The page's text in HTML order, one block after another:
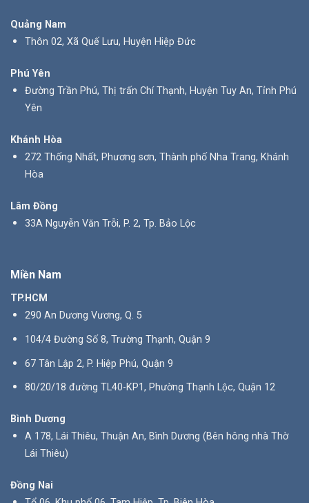
Quảng Nam
Thôn 02, Xã Quế Lưu, Huyện Hiệp Đức
Phú Yên
Đường Trần Phú, Thị trấn Chí Thạnh, Huyện Tuy An, Tỉnh Phú
Yên
Khánh Hòa
272 Thống Nhất, Phương sơn, Thành phố Nha Trang, Khánh
Hòa
Lâm Đồng
33A Nguyễn Văn Trỗi, P. 2, Tp. Bảo Lộc
Miền Nam
TP.HCM
290 An Dương Vương, Q. 5
104/4 Đường Số 8, Trường Thạnh, Quận 9
67 Tân Lập 2, P. Hiệp Phú, Quận 9
80/20/18 đường TL40-KP1, Phường Thạnh Lộc, Quận 12
Bình Dương
A 178, Lái Thiêu, Thuận An, Bình Dương (Bên hông nhà Thờ
Lái Thiêu)
Đồng Nai